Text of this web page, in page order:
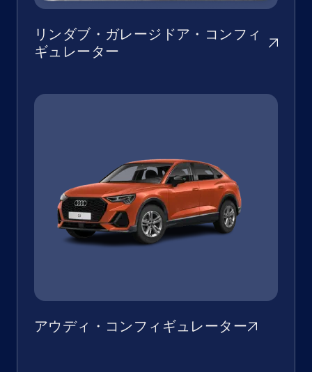
リンダブ・ガレージドア・コンフィ
ギュレーター
アウディ・コンフィギュレーター